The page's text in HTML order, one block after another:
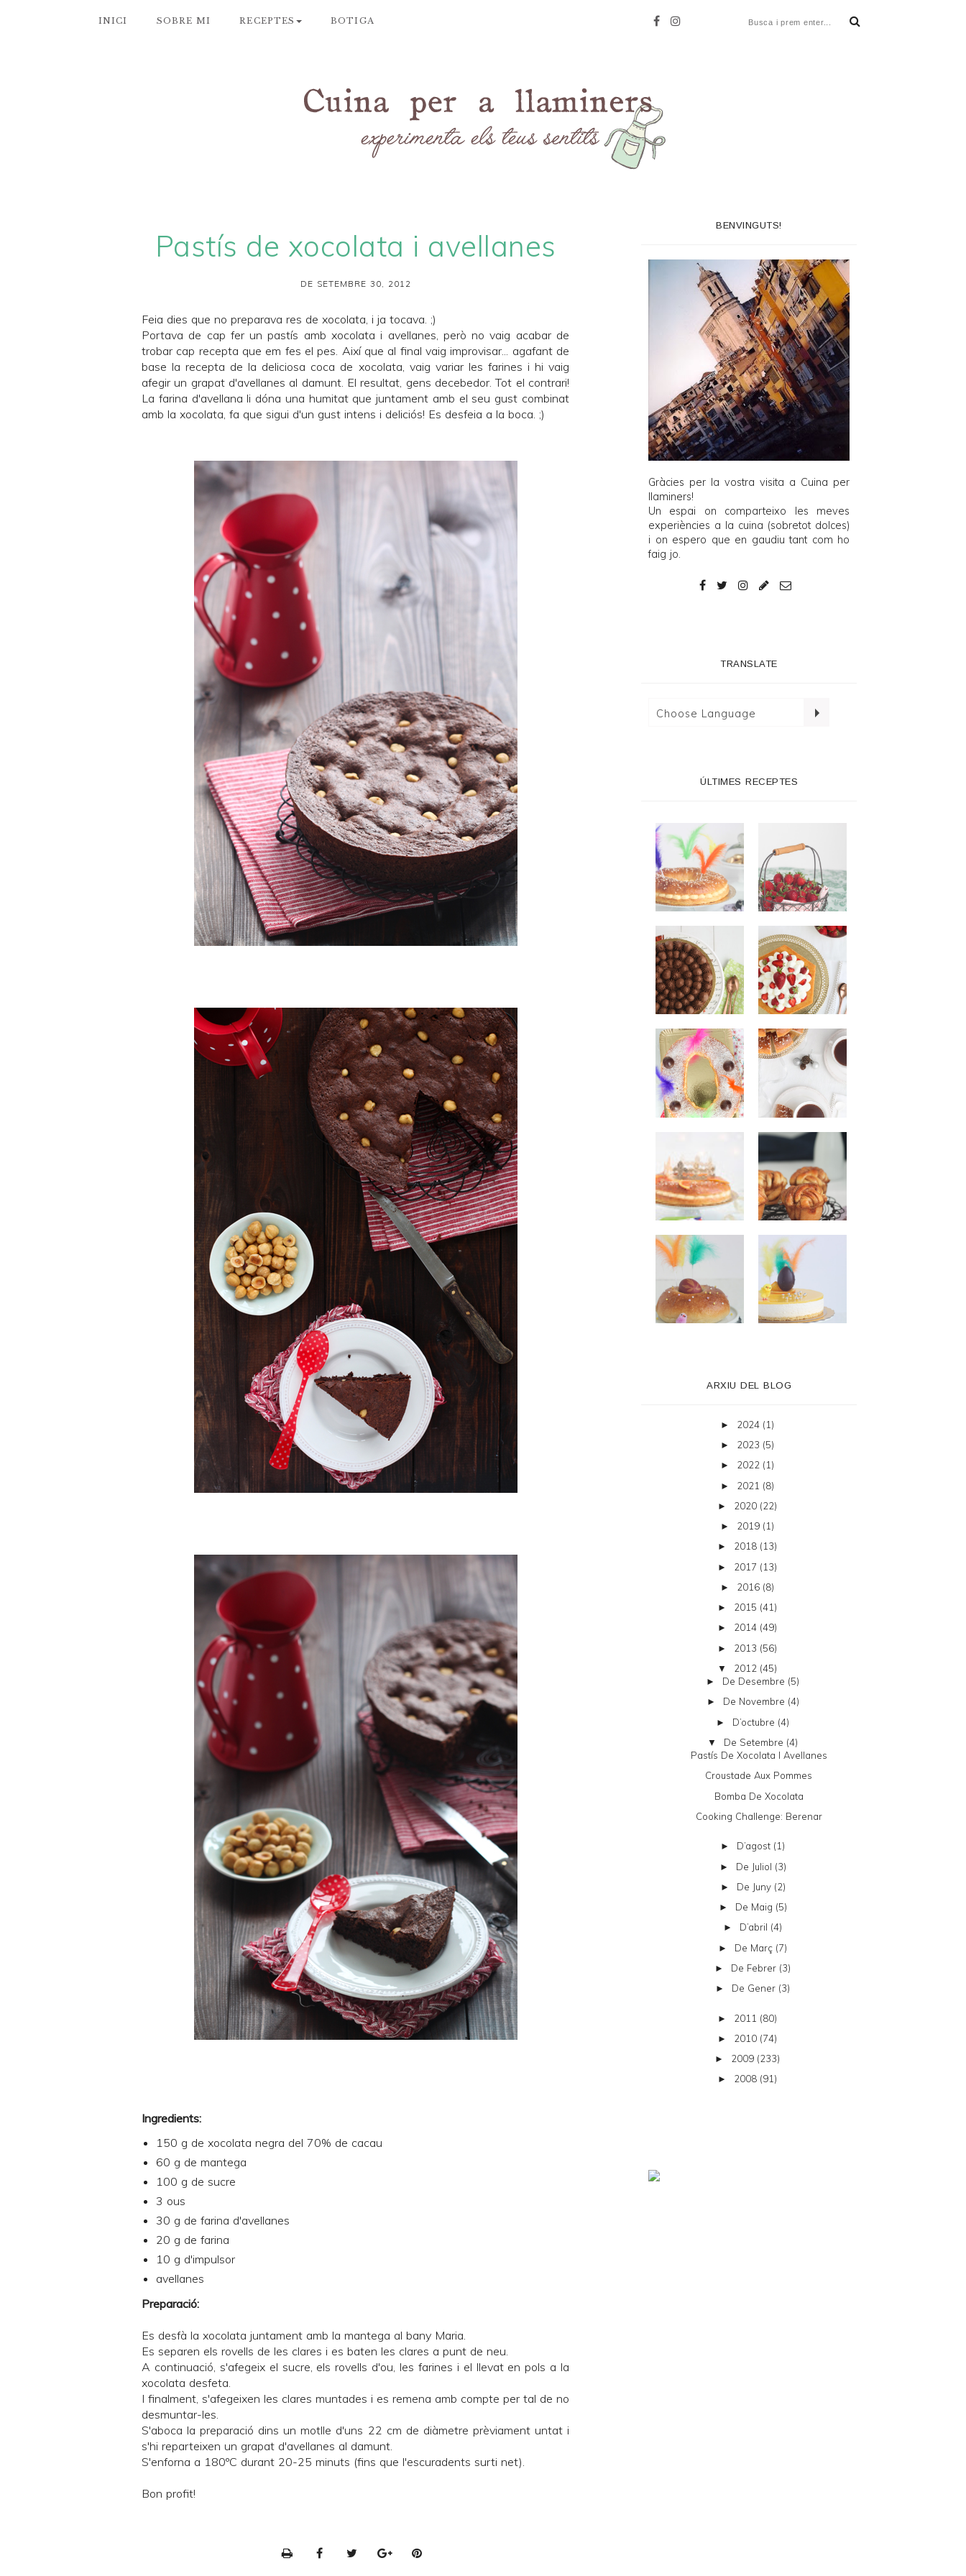
INICI SOBRE MI RECEPTES BOTIGA
Pastís de xocolata i avellanes
DE SETEMBRE 30, 2012
Feia dies que no preparava res de xocolata, i ja tocava. ;)
Portava de cap fer un pastís amb xocolata i avellanes, però no vaig acabar de
trobar cap recepta que em fes el pes. Així que al final vaig improvisar... agafant de
base la recepta de la deliciosa coca de xocolata, vaig variar les farines i hi vaig
afegir un grapat d'avellanes al damunt. El resultat, gens decebedor. Tot el contrari!
La farina d'avellana li dóna una humitat que juntament amb el seu gust combinat
amb la xocolata, fa que sigui d'un gust intens i deliciós! Es desfeia a la boca. ;)
Ingredients:
150 g de xocolata negra del 70% de cacau
60 g de mantega
100 g de sucre
3 ous
30 g de farina d'avellanes
20 g de farina
10 g d'impulsor
avellanes
Preparació:
Es desfà la xocolata juntament amb la mantega al bany Maria.
Es separen els rovells de les clares i es baten les clares a punt de neu.
A continuació, s'afegeix el sucre, els rovells d'ou, les farines i el llevat en pols a la
xocolata desfeta.
I finalment, s'afegeixen les clares muntades i es remena amb compte per tal de no
desmuntar-les.
S'aboca la preparació dins un motlle d'uns 22 cm de diàmetre prèviament untat i
s'hi reparteixen un grapat d'avellanes al damunt.
S'enforna a 180ºC durant 20-25 minuts (fins que l'escuradents surti net).
Bon profit!
BENVINGUTS!
Gràcies per la vostra visita a Cuina per
llaminers!
Un espai on comparteixo les meves
experiències a la cuina (sobretot dolces)
i on espero que en gaudiu tant com ho
faig jo.
TRANSLATE
ÚLTIMES RECEPTES
ARXIU DEL BLOG
► 2024 (1)
► 2023 (5)
► 2022 (1)
► 2021 (8)
► 2020 (22)
► 2019 (1)
► 2018 (13)
► 2017 (13)
► 2016 (8)
► 2015 (41)
► 2014 (49)
► 2013 (56)
▼ 2012 (45)
► De Desembre (5)
► De Novembre (4)
► D’octubre (4)
▼ De Setembre (4)
Pastís De Xocolata I Avellanes
Croustade Aux Pommes
Bomba De Xocolata
Cooking Challenge: Berenar
► D’agost (1)
► De Juliol (3)
► De Juny (2)
► De Maig (5)
► D’abril (4)
► De Març (7)
► De Febrer (3)
► De Gener (3)
► 2011 (80)
► 2010 (74)
► 2009 (233)
► 2008 (91)